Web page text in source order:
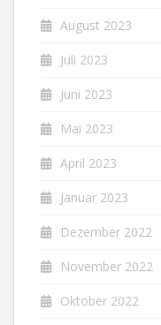
August 2023
Juli 2023
Juni 2023
Mai 2023
April 2023
Januar 2023
Dezember 2022
November 2022
Oktober 2022